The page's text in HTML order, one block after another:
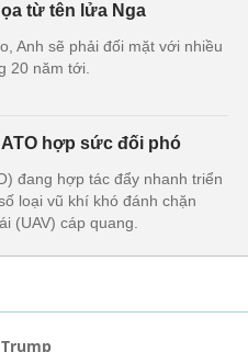
từ tên lửa Nga
Anh sẽ phải đối mặt với nhiều
20 năm tới.
hợp sức đối phó
đang hợp tác đẩy nhanh triển
loại vũ khí khó đánh chặn
(UAV) cáp quang.